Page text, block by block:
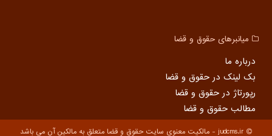
میانبرهای حقوق و قضا
درباره ما
بک لینک در حقوق و قضا
رپورتاژ در حقوق و قضا
مطالب حقوق و قضا